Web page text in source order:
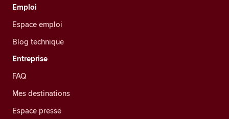
Emploi
Espace emploi
Blog technique
Entreprise
FAQ
Mes destinations
Espace presse